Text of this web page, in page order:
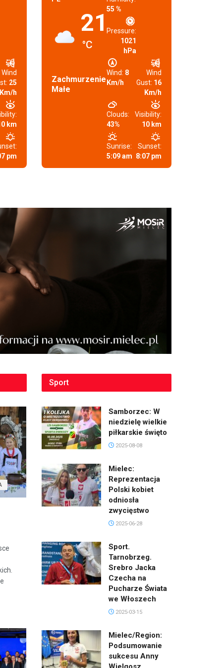
Wind
25
Km/h
km
pm
21
°C
Zachmurzenie
Małe
55 %
Pressure:
1021
hPa
Wind: 8
Km/h
Wind
Gust: 16
Km/h
Clouds:
43%
Visibility:
10 km
Sunrise:
5:09 am
Sunset:
8:07 pm
Sport
Samborzec: W
niedzielę wielkie
piłkarskie święto
2025-08-08
Mielec:
Reprezentacja
Polski kobiet
odniosła
zwycięstwo
2025-06-28
Sport.
Tarnobrzeg.
Srebro Jacka
Czecha na
Pucharze Świata
we Włoszech
2025-03-15
Mielec/Region:
Podsumowanie
sukcesu Anny